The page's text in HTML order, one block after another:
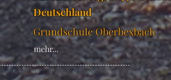
Deutschland
Grundschule Oberbexbach
mehr...